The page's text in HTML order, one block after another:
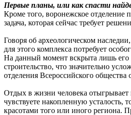
Первые планы, или как спасти
Кроме того, воронежское отделение
задача, которая сейчас требует
Говоря об археологическом
для этого комплекса потребует
На данный момент вскрыта лишь его
строительство, что значительно
отделения Всероссийского
Отдых в жизни человека
чувствуете накопленную усталость,
красотами того или иного региона.